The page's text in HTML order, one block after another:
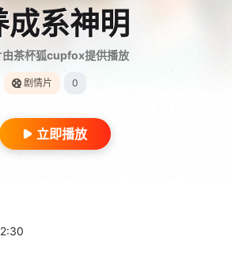
成系神明
由茶杯狐cupfox提供播放
剧情片 0
立即播放